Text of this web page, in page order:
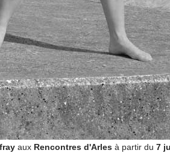
aux Rencontres d'Arles à partir du 7